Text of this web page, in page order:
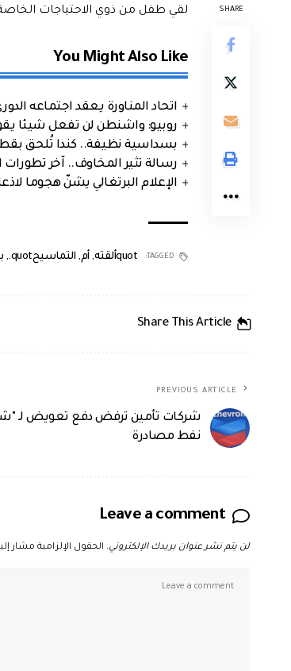
SHARE لقي طفل من ذوي الاحتياجات
You Might Also Like
اتحاد المناورة يعقد اجتماعه الدوري
روبيو: واشنطن لن تفعل شيئا
بسداسية نظيفة.. كندا تُلحق
رسالة تثير المخاوف.. آخر
الإعلام البرتغالي يشنّ هجوما
TAGGED: quotألقته , أم, التماسيحquot. ,
Share This Article
PREVIOUS ARTICLE
شركات تأمين ترفض دفع تعويض لـ
نفط مصادرة
Leave a comment
لن يتم نشر عنوان بريدك الإلكتروني. الحقول الإلزامية مشار